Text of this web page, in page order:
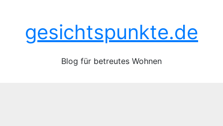
springengesichtspunkte.de
Blog für betreutes Wohnen